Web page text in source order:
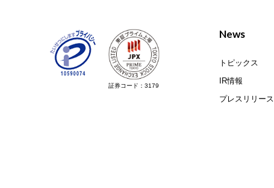
証券コード：3179
News
トピックス
IR情報
プレスリリース